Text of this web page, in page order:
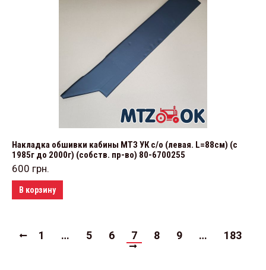
Накладка обшивки кабины МТЗ УК с/о (левая. L=88см) (с
1985г до 2000г) (собств. пр-во) 80-6700255
600 грн.
В корзину
1 … 5 6 7 8 9 … 183